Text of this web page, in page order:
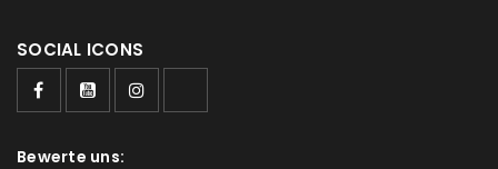
deine E-Mail-Adresse gesendet.
SOCIAL ICONS
Bewerte uns: